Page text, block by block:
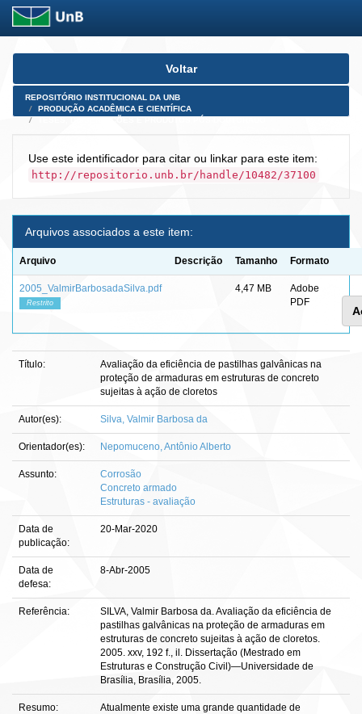
Skip
Voltar
REPOSITÓRIO INSTITUCIONAL DA UNB
PRODUÇÃO ACADÊMICA E CIENTÍFICA
Use este identificador para citar ou linkar para este item:
http://repositorio.unb.br/handle/10482/37100
Arquivos associados a este item:
Arquivo Descrição Tamanho Formato
2005_ValmirBarbosadaSilva.pdf
Restrito
4,47 MB
Adobe
PDF
Título:
Avaliação da eficiência de pastilhas galvânicas na
proteção de armaduras em estruturas de concreto
sujeitas à ação de cloretos
Autor(es): Silva, Valmir Barbosa da
Orientador(es): Nepomuceno, Antônio Alberto
Assunto:
Corrosão
Concreto armado
Estruturas - avaliação
Data de
publicação:
20-Mar-2020
Data de
defesa:
8-Abr-2005
Referência:
SILVA, Valmir Barbosa da. Avaliação da eficiência de
pastilhas galvânicas na proteção de armaduras em
estruturas de concreto sujeitas à ação de cloretos.
2005. xxv, 192 f., il. Dissertação (Mestrado em
Estruturas e Construção Civil)—Universidade de
Brasília, Brasília, 2005.
Resumo:
Atualmente existe uma grande quantidade de